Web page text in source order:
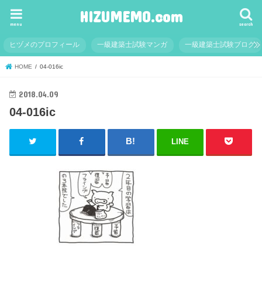
HIZUMEMO.com search
menu
ヒヅメのプロフィール 一級建築士試験マンガ 一級建築士試験ブログ
HOME 04-016ic
2018.04.09
04-016ic
LINE